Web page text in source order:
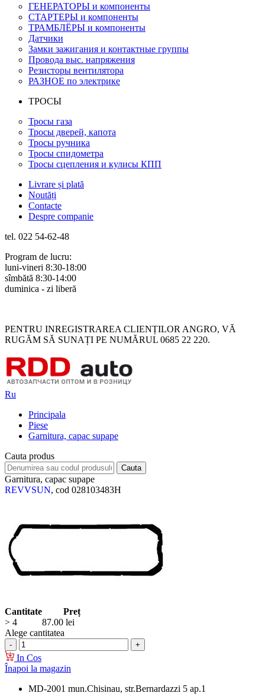
ГЕНЕРАТОРЫ и компоненты
СТАРТЕРЫ и компоненты
ТРАМБЛЁРЫ и компоненты
Датчики
Замки зажигания и контактные группы
Провода выс. напряжения
Резисторы вентилятора
РАЗНОЕ по электрике
ТРОСЫ
Тросы газа
Тросы дверей, капота
Тросы ручника
Тросы спидометра
Тросы сцепления и кулисы КПП
Livrare și plată
Noutăți
Contacte
Despre companie
tel. 022 54-62-48
Program de lucru:
luni-vineri 8:30-18:00
sîmbătă 8:30-14:00
duminica - zi liberă
PENTRU INREGISTRAREA CLIENȚILOR ANGRO, VĂ
RUGĂM SĂ SUNAȚI PE NUMĂRUL 0685 22 220.
Ru
Principala
Piese
Garnitura, capac supape
Cauta produs
Garnitura, capac supape
REVVSUN, cod 028103483H
Cantitate
Preț
> 4
87.00 lei
Alege cantitatea
In Cos
Înapoi la magazin
MD-2001 mun.Chisinau, str.Bernardazzi 5 ap.1